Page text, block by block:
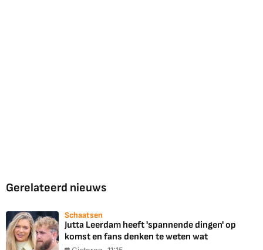
Gerelateerd nieuws
Schaatsen
Jutta Leerdam heeft 'spannende dingen' op
komst en fans denken te weten wat